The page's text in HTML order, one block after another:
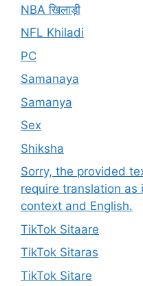
NBA खिलाड़ी
NFL Khiladi
PC
Samanaya
Samanya
Sex
Shiksha
Sorry, the provided
require translation as
context and English.
TikTok Sitaare
TikTok Sitaras
TikTok Sitare